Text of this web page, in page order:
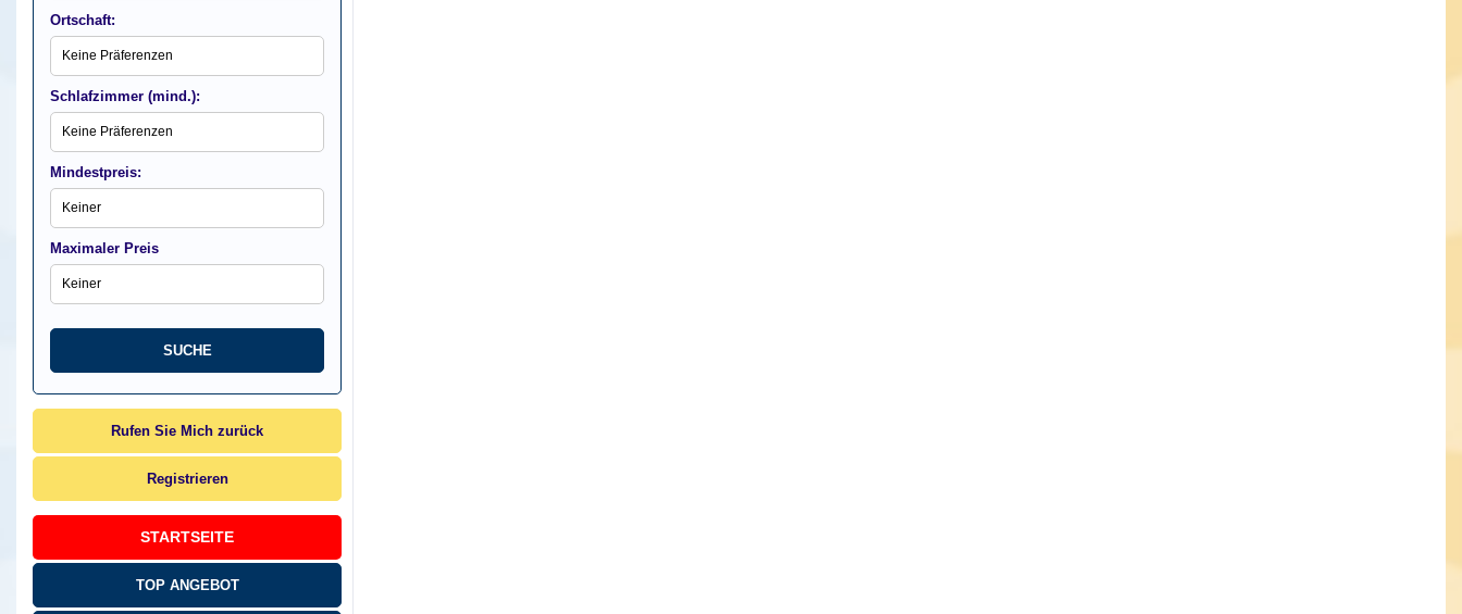
Ortschaft:
Schlafzimmer (mind.):
Mindestpreis:
Maximaler Preis
Rufen Sie Mich zurück
Registrieren
STARTSEITE
TOP ANGEBOT